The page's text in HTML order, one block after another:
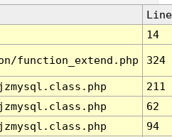
Line
14
function_extend.php 324
211
62
94